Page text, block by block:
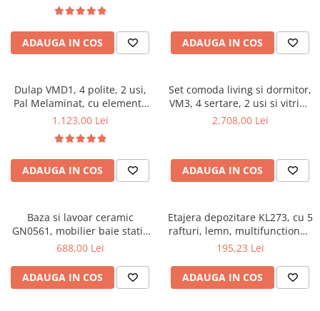
ADAUGA IN COS ADAUGA IN COS
Dulap VMD1, 4 polite, 2 usi,
Pal Melaminat, cu elemente
din MDF, Nuc
1.123,00 Lei
ADAUGA IN COS
Set comoda living si dormitor,
VM3, 4 sertare, 2 usi si vitrina
suprapozabila VMN4, 2 usi, 2
2.708,00 Lei
ADAUGA IN COS
Baza si lavoar ceramic
GN0561, mobilier baie stativ
50 cm, front MDF, 2 usi, 2
reglabile, alb/antracit
688,00 Lei
ADAUGA IN COS
Etajera depozitare KL273, cu 5
rafturi, lemn, multifunctional,
natur
195,23 Lei
ADAUGA IN COS